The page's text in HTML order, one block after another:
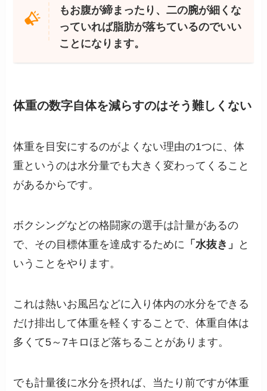
もお腹が締まったり、二の腕が細くな
っていれば脂肪が落ちているのでいい
ことになります。
体重の数字自体を減らすのはそう難しくない
体重を目安にするのがよくない理由の1つに、体
重というのは水分量でも大きく変わってくること
があるからです。
ボクシングなどの格闘家の選手は計量があるの
で、その目標体重を達成するために 「水抜き」
と
いうことをやります。
これは熱いお風呂などに入り体内の水分をできる
だけ排出して体重を軽くすることで、体重自体は
多くて5～7キロほど落ちることがあります。
でも計量後に水分を摂れば、当たり前ですが体重